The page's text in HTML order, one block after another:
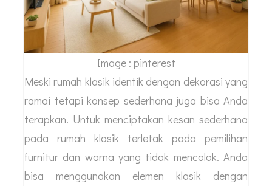
Image : pinterest
Meski rumah klasik identik dengan dekorasi yang
ramai tetapi konsep sederhana juga bisa Anda
terapkan. Untuk menciptakan kesan sederhana
pada rumah klasik terletak pada pemilihan
furnitur dan warna yang tidak mencolok. Anda
bisa menggunakan elemen klasik dengan